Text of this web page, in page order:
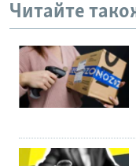
Читайте